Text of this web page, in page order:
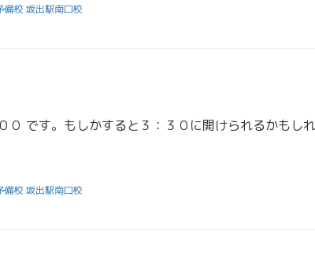
備校 坂出駅南口校
備校 坂出駅南口校